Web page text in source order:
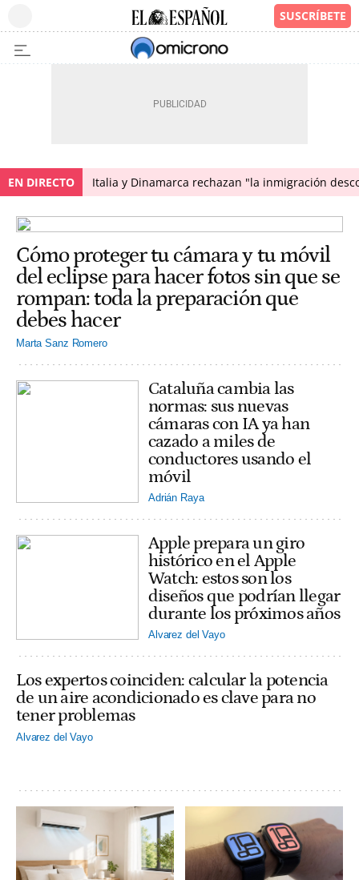
EN DIRECTO Italia y Dinamarca rechazan "la inmigración
Cómo proteger tu cámara y tu móvil
del eclipse para hacer fotos sin que se
rompan: toda la preparación que
debes hacer
Marta Sanz Romero
Cataluña cambia las
normas: sus nuevas
cámaras con IA ya han
cazado a miles de
conductores usando el
móvil
Adrián Raya
Apple prepara un giro
histórico en el Apple
Watch: estos son los
diseños que podrían llegar
durante los próximos años
Alvarez del Vayo
Los expertos coinciden: calcular la potencia
de un aire acondicionado es clave para no
tener problemas
Alvarez del Vayo